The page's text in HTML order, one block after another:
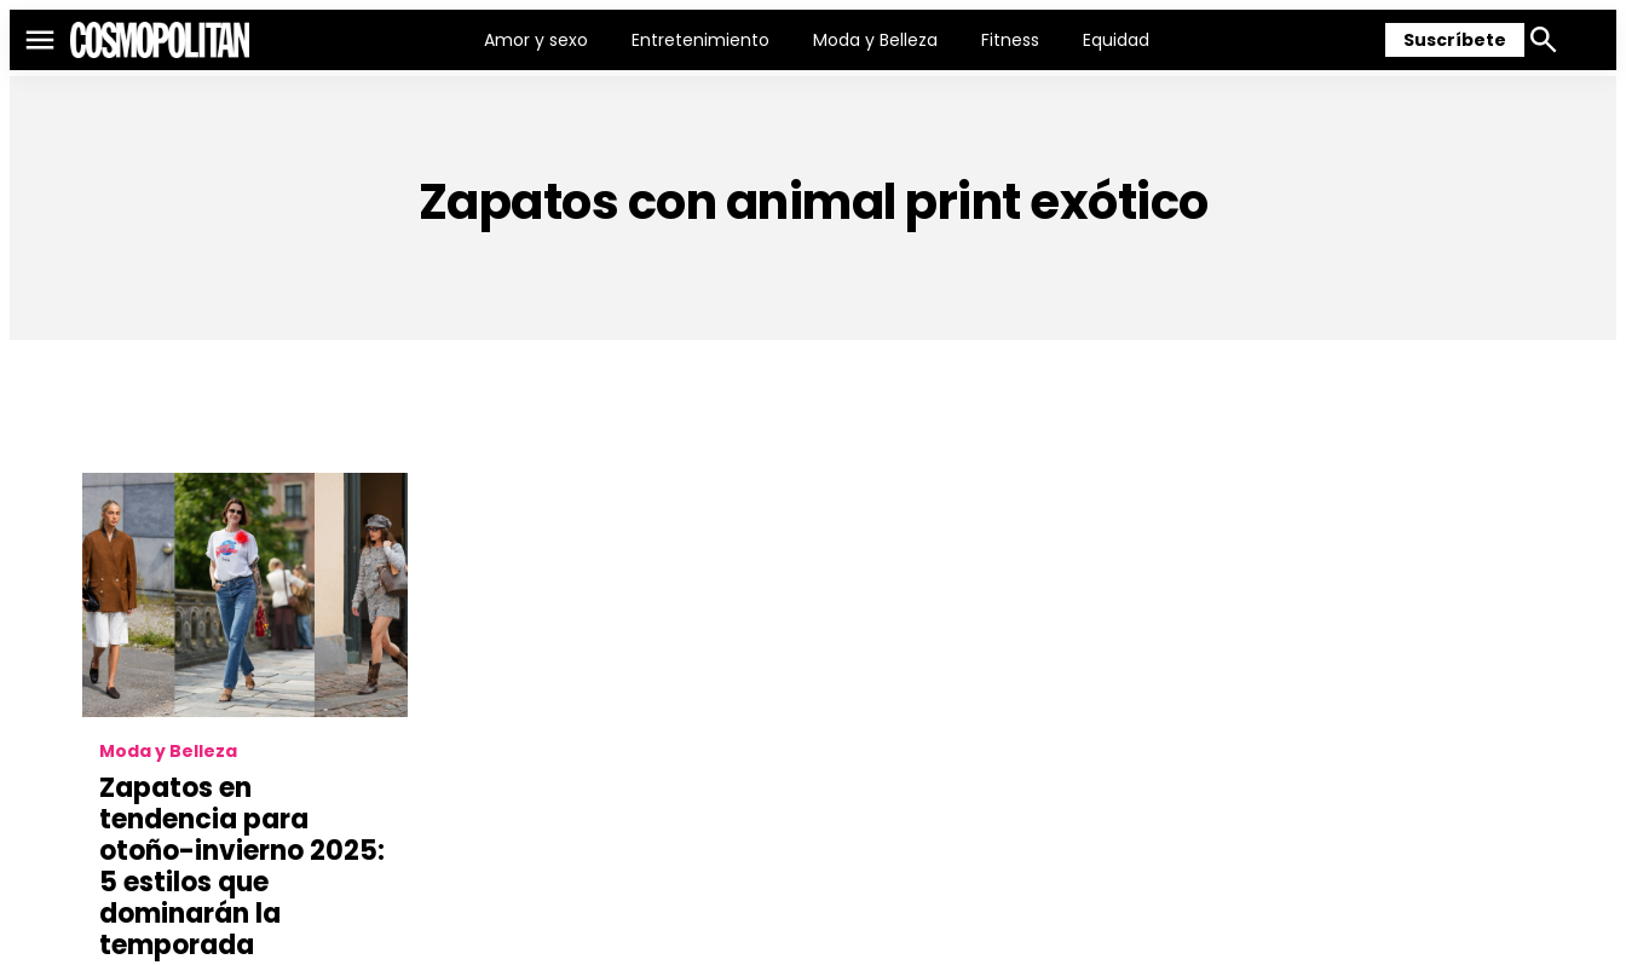
Menú Amor y sexo Entretenimiento Moda y Belleza Fitness Equidad Suscríbete
Mostrar
Zapatos con animal print exótico
Moda y Belleza
Zapatos en
tendencia para
otoño-invierno 2025:
5 estilos que
dominarán la
temporada